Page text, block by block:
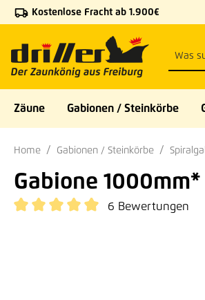
Hauptinhalt springen
Zur Suche springen
Zur Hauptnavigation springen
Kostenlose Fracht ab 1.900€
Zäune Gabionen / Steinkörbe
Home Gabionen / Steinkörbe
Gabione
6 Bewertungen